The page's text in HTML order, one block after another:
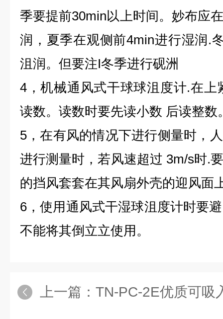
季要提前30min以上时间。妙布应
润，夏季在观侧前4min进行湿润.
沮润。但要注I冬季进行砚洲
4，机械通风式干球球沮度计.在上
读数。读数时要先读小数 后读整数
5，在有风的情况下进行侧量时，
进行测量时，若风速超过 3m/s时.
的挡风套套在其风扇外壳的迎风
6，使用通风式干湿球沮度计时要
不能将其倒立立使用。
上一篇： TN-PC-2E优质可吸